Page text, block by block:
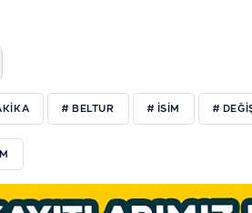
# BELTUR # ISIM #